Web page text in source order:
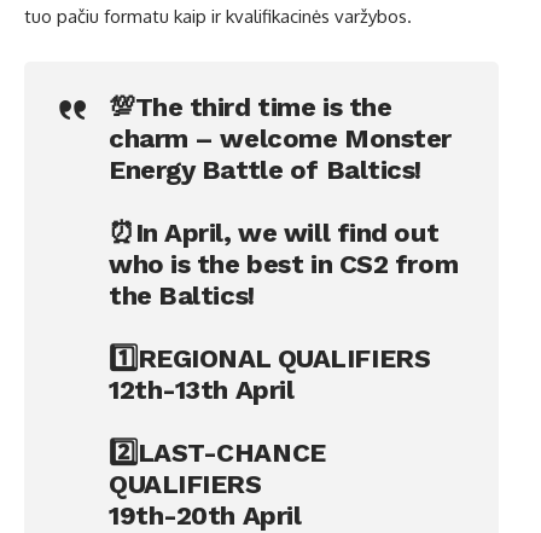
tuo pačiu formatu kaip ir kvalifikacinės varžybos.
💯The third time is the
charm – welcome Monster
Energy Battle of Baltics!
⏰In April, we will find out
who is the best in CS2 from
the Baltics!
1️⃣REGIONAL QUALIFIERS
12th-13th April
2️⃣LAST-CHANCE
QUALIFIERS
19th-20th April